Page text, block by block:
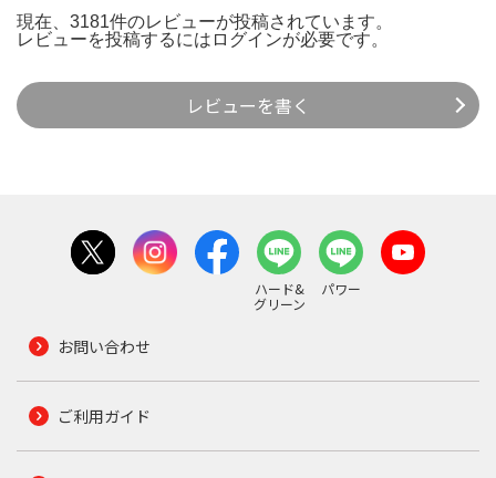
現在、3181件のレビューが投稿されています。
レビューを投稿するには ログインが必要です。
レビューを書く
ハード&
グリーン
パワー
お問い合わせ
ご利用ガイド